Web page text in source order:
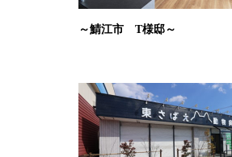
～鯖江市 T様邸～